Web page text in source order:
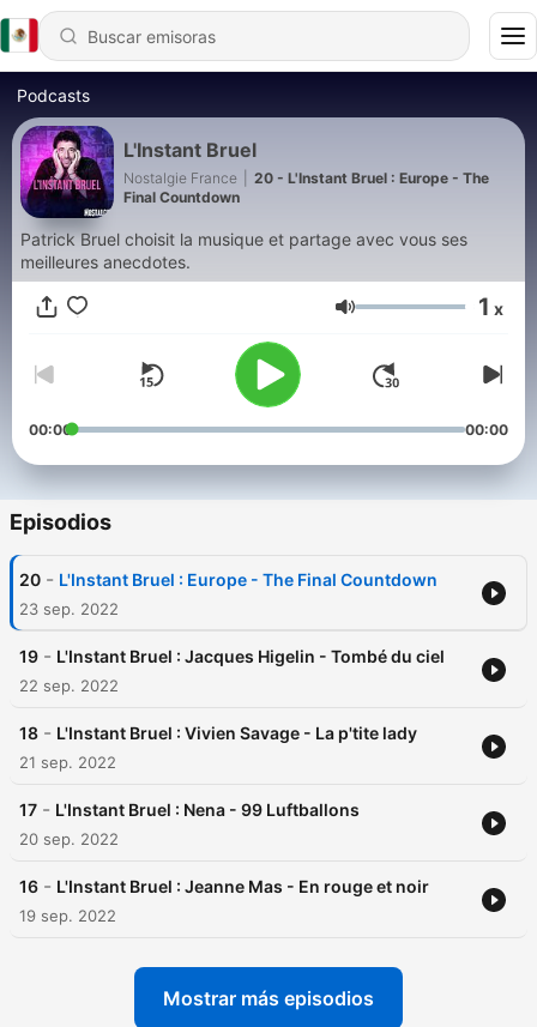
Podcasts
L'Instant Bruel
Nostalgie France
20 - L'Instant Bruel : Europe - The
Final Countdown
Patrick Bruel choisit la musique et partage avec vous ses
meilleures anecdotes.
Volumen 1 x
00:00 00:00
Episodios
20 - L'Instant Bruel : Europe - The Final Countdown
23 sep. 2022
19 - L'Instant Bruel : Jacques Higelin - Tombé du ciel
22 sep. 2022
18 - L'Instant Bruel : Vivien Savage - La p'tite lady
21 sep. 2022
17 - L'Instant Bruel : Nena - 99 Luftballons
20 sep. 2022
16 - L'Instant Bruel : Jeanne Mas - En rouge et noir
19 sep. 2022
Mostrar más episodios